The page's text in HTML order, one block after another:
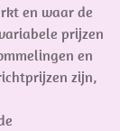
en waar de
prijzen
en
zijn,